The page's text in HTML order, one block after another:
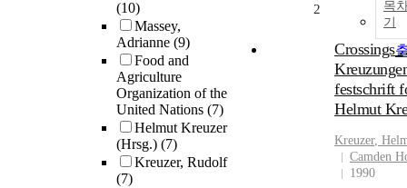
(10)
Massey,
Adrianne (9)
Food and
Agriculture
Organization of the
United Nations (7)
Helmut Kreuzer
(Hrsg.) (7)
Kreuzer, Rudolf
(7)
목
기
2
Crossings :
festschrift
Helmut
Kreuzer,
Camden
1990